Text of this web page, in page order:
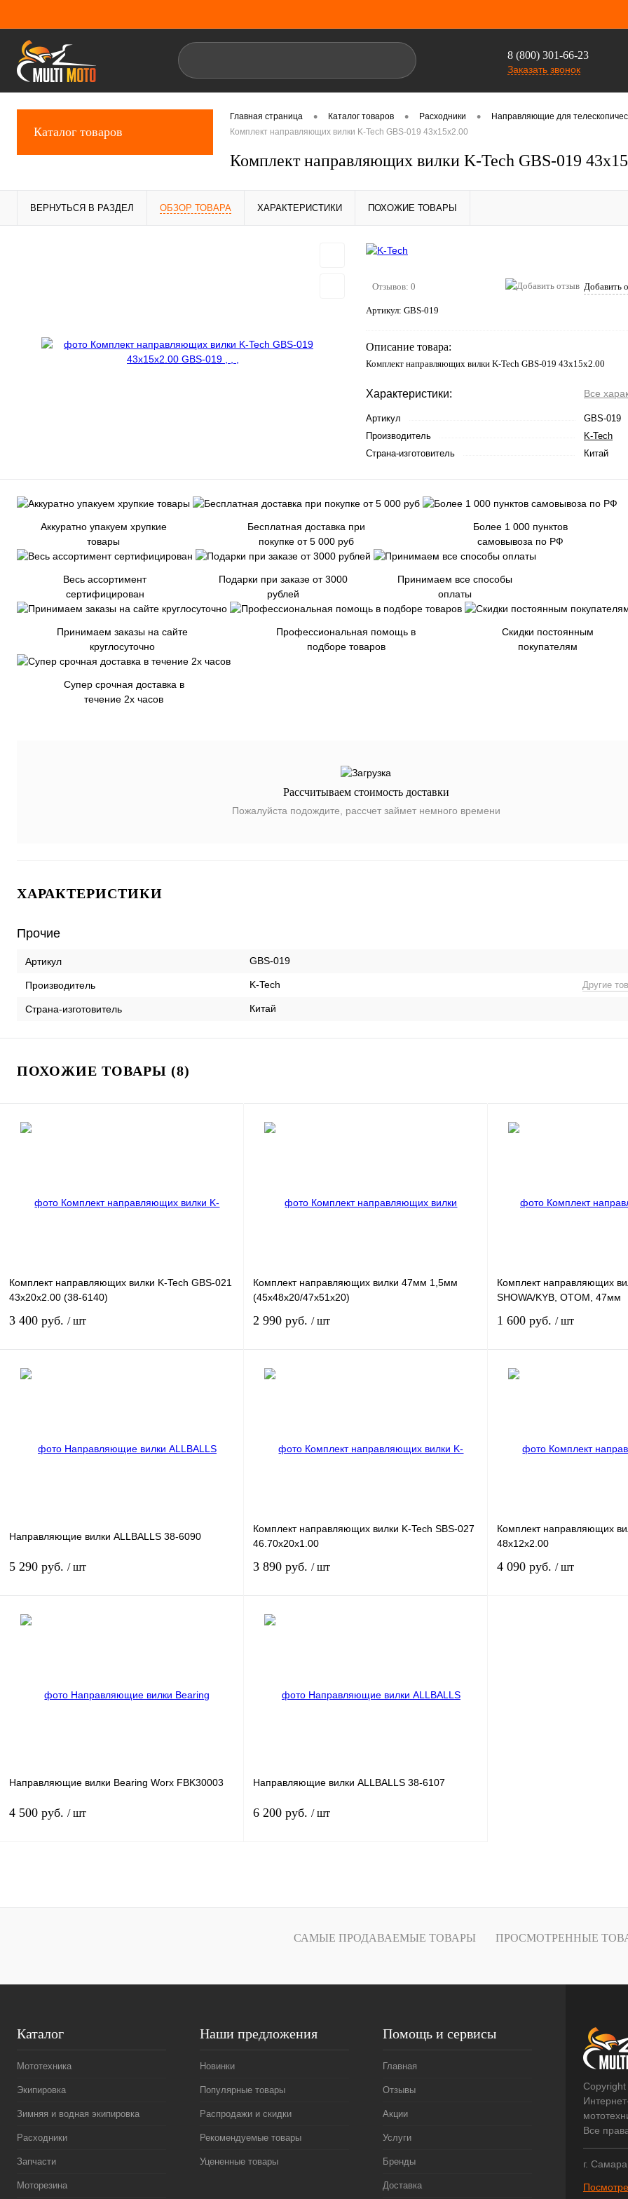
8 (800) 301-66-23
Заказать звонок
Каталог товаров
Главная страница • Каталог товаров • Расходники •
Направляющие для
Комплект направляющих вилки K-Tech GBS-019 43x15x2.00
Комплект направляющих вилки K-Tech GBS-019
ВЕРНУТЬСЯ В РАЗДЕЛ ОБЗОР ТОВАРА ХАРАКТЕРИСТИКИ ПОХОЖИЕ ТОВАРЫ
Отзывов: 0 Добавить
Артикул: GBS-019
Описание товара:
Комплект направляющих вилки K-Tech GBS-019 43x15x2.00
Характеристики: Все
Артикул
GBS-019
Производитель
K-Tech
Страна-изготовитель
Китай
Аккуратно упакуем хрупкие
товары
Бесплатная доставка при
покупке от 5 000 руб
Более 1 000 пунктов
самовывоза по РФ
Весь ассортимент
сертифицирован
Подарки при заказе от 3000
рублей
Принимаем все способы
оплаты
Принимаем заказы на сайте
круглосуточно
Профессиональная помощь в
подборе товаров
Скидки постоянным
покупателям
Супер срочная доставка в
течение 2х часов
Рассчитываем стоимость доставки
Пожалуйста подождите, рассчет займет немного времени
ХАРАКТЕРИСТИКИ
Прочие
Артикул GBS-019
Производитель K-Tech Другие
Страна-изготовитель Китай
ПОХОЖИЕ ТОВАРЫ (8)
Комплект направляющих вилки K-Tech GBS-021
43x20x2.00 (38-6140)
3 400 руб. / шт
наличии
Комплект направляющих вилки 47мм 1,5мм
(45x48x20/47x51x20)
2 990 руб. / шт
наличии
Комплект направляющих
SHOWA/KYB, OTOM, 47мм
1 600 руб. / шт
Направляющие вилки ALLBALLS 38-6090
5 290 руб. / шт
наличии
Комплект направляющих вилки K-Tech SBS-027
46.70x20x1.00
3 890 руб. / шт
наличии
Комплект направляющих
48x12x2.00
4 090 руб. / шт
Направляющие вилки Bearing Worx FBK30003
4 500 руб. / шт
Купить в 1 клик К сравнению
Направляющие вилки ALLBALLS 38-6107
6 200 руб. / шт
Купить в 1 клик К сравнению
САМЫЕ ПРОДАВАЕМЫЕ ТОВАРЫ ПРОСМОТРЕННЫЕ
Каталог
Мототехника
Экипировка
Зимняя и водная экипировка
Расходники
Запчасти
Моторезина
Наши предложения
Новинки
Популярные товары
Распродажи и скидки
Рекомендуемые товары
Уцененные товары
Помощь и сервисы
Главная
Отзывы
Акции
Услуги
Бренды
Доставка
Все
г.